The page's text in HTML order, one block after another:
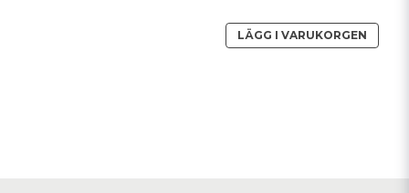
LÄGG I VARUKORGEN